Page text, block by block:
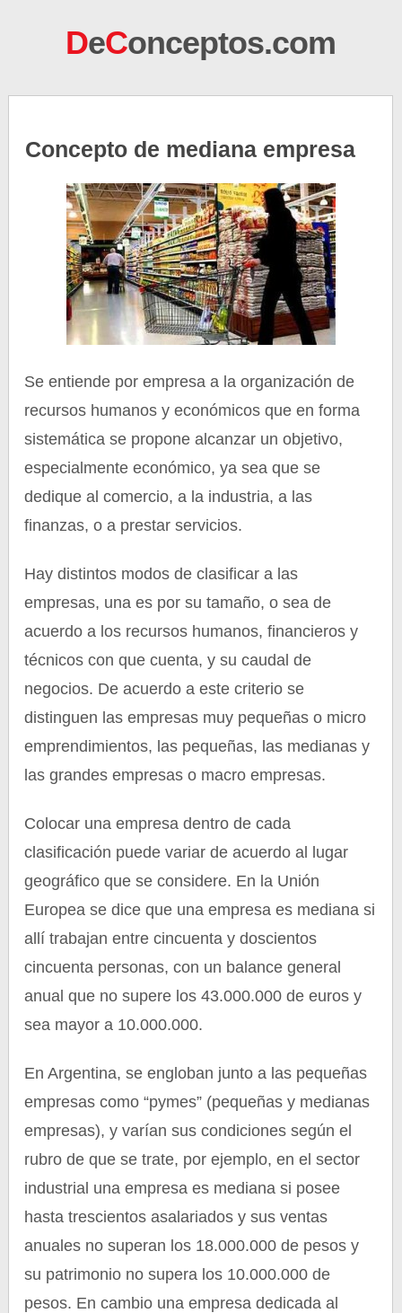
DeConceptos.com
Concepto de mediana empresa
Se entiende por empresa a la organización de
recursos humanos y económicos que en forma
sistemática se propone alcanzar un objetivo,
especialmente económico, ya sea que se
dedique al comercio, a la industria, a las
finanzas, o a prestar servicios.
Hay distintos modos de clasificar a las
empresas, una es por su tamaño, o sea de
acuerdo a los recursos humanos, financieros y
técnicos con que cuenta, y su caudal de
negocios. De acuerdo a este criterio se
distinguen las empresas muy pequeñas o micro
emprendimientos, las pequeñas, las medianas y
las grandes empresas o macro empresas.
Colocar una empresa dentro de cada
clasificación puede variar de acuerdo al lugar
geográfico que se considere. En la Unión
Europea se dice que una empresa es mediana si
allí trabajan entre cincuenta y doscientos
cincuenta personas, con un balance general
anual que no supere los 43.000.000 de euros y
sea mayor a 10.000.000.
En Argentina, se engloban junto a las pequeñas
empresas como “pymes” (pequeñas y medianas
empresas), y varían sus condiciones según el
rubro de que se trate, por ejemplo, en el sector
industrial una empresa es mediana si posee
hasta trescientos asalariados y sus ventas
anuales no superan los 18.000.000 de pesos y
su patrimonio no supera los 10.000.000 de
pesos. En cambio una empresa dedicada al